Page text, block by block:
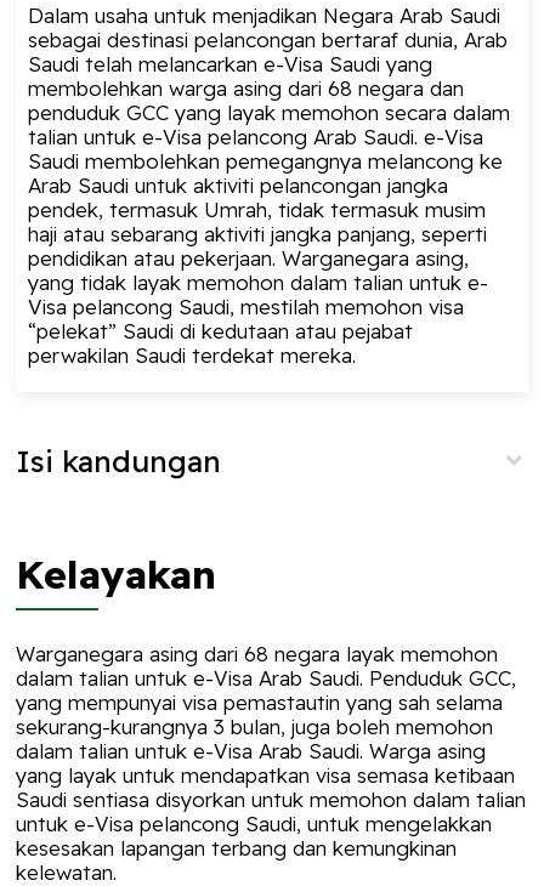
Dalam usaha untuk menjadikan Negara Arab Saudi
sebagai destinasi pelancongan bertaraf dunia, Arab
Saudi telah melancarkane-Visa Saudi yang
membolehkan warga asing dari 68 negara dan
penduduk GCC yang layak memohon secara dalam
talian untuk e-Visa pelancong Arab Saudi. e-Visa
Saudi membolehkan pemegangnya melancong ke
Arab Saudi untuk aktiviti pelancongan jangka
pendek, termasuk Umrah, tidak termasuk musim
haji atau sebarang aktiviti jangka panjang, seperti
pendidikan atau pekerjaan. Warganegara asing,
yang tidak layak memohon dalam talian untuk e-
Visa pelancong Saudi, mestilah memohon visa
“pelekat” Saudi di kedutaan atau pejabat
perwakilan Saudi terdekat mereka.
Isi kandungan
Kelayakan
Warganegara asing dari 68 negara layak memohon
dalam talian untuk e-Visa Arab Saudi. Penduduk GCC,
yang mempunyai visa pemastautin yang sah selama
sekurang-kurangnya 3 bulan, juga bolehmemohon
dalam talian untuk e-Visa Arab Saudi. Warga asing
yang layak untuk mendapatkan visa semasa ketibaan
Saudi sentiasa disyorkan untuk memohon dalam talian
untuk e-Visa pelancong Saudi, untuk mengelakkan
kesesakan lapangan terbang dan kemungkinan
kelewatan.